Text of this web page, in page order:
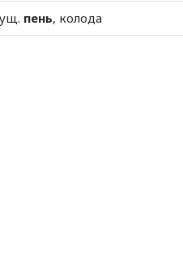
пень, колода